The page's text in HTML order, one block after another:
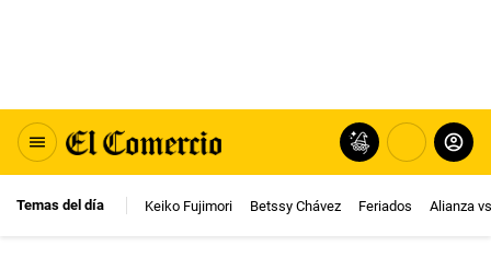
Temas del día Keiko Fujimori Betssy Chávez Feriados Alianza